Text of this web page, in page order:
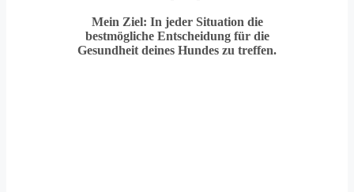
Mein Ziel: In jeder Situation die
bestmögliche Entscheidung für die
Gesundheit deines Hundes zu treffen.